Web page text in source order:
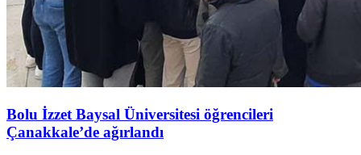
Bolu İzzet Baysal Üniversitesi öğrencileri
Çanakkale’de ağırlandı